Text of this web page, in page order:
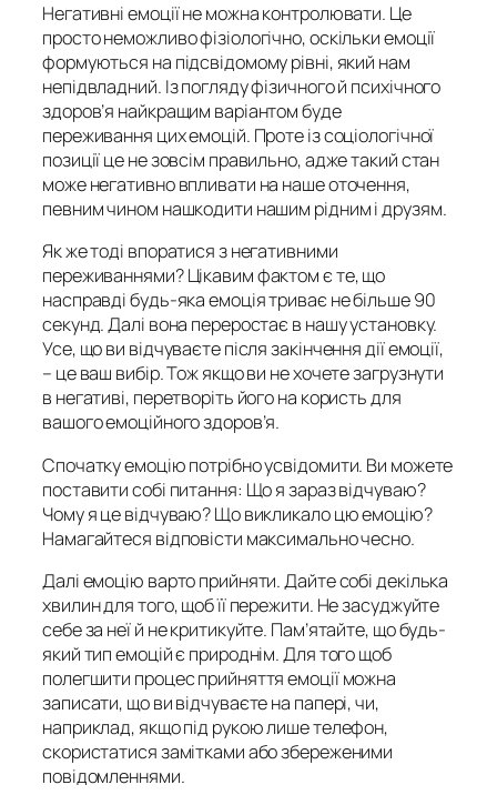
Негативні емоції не можна контролювати. Це
просто неможливо фізіологічно, оскільки емоції
формуються на підсвідомому рівні, який нам
непідвладний. Із погляду фізичного й психічного
здоров’я найкращим варіантом буде
переживання цих емоцій. Проте із соціологічної
позиції це не зовсім правильно, адже такий стан
може негативно впливати на наше оточення,
певним чином нашкодити нашим рідним і друзям.
Як же тоді впоратися з негативними
переживаннями? Цікавим фактом є те, що
насправді будь-яка емоція триває не більше 90
секунд. Далі вона переростає в нашу установку.
Усе, що ви відчуваєте після закінчення дії емоції,
– це ваш вибір. Тож якщо ви не хочете загрузнути
в негативі, перетворіть його на користь для
вашого емоційного здоров’я.
Спочатку емоцію потрібно усвідомити. Ви можете
поставити собі питання: Що я зараз відчуваю?
Чому я це відчуваю? Що викликало цю емоцію?
Намагайтеся відповісти максимально чесно.
Далі емоцію варто прийняти. Дайте собі декілька
хвилин для того, щоб її пережити. Не засуджуйте
себе за неї й не критикуйте. Пам’ятайте, що будь-
який тип емоцій є природнім. Для того щоб
полегшити процес прийняття емоції можна
записати, що ви відчуваєте на папері, чи,
наприклад, якщо під рукою лише телефон,
скористатися замітками або збереженими
повідомленнями.